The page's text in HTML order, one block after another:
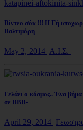
Βίντεο σόκ !!! Η Γή
Βαλτιμόρη
May 2, 2014 Α.Ι.Σ.
Γελάει ο κόσμος.. Ένα
σε ΒΒΒ-
April 29, 2014